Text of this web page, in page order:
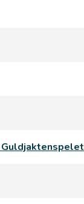
Guldjaktenspelet